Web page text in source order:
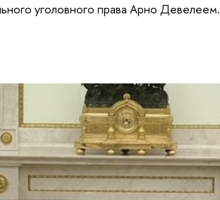
уголовного права Арно Девелеем.